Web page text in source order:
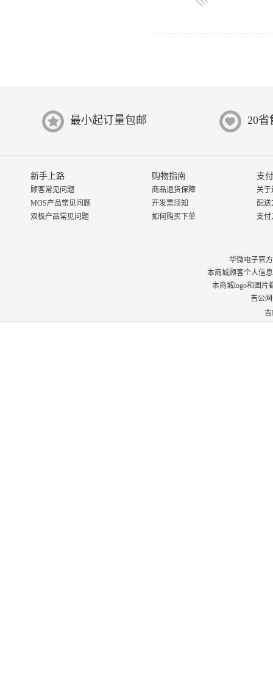
最小起订量包邮 20
新手上路
顾客常见问题
MOS产品常见问题
双极产品常见问题
购物指南
商品退货保障
开发票须知
如何购买下单
支
关于
配送
支付
华微电子官
本商城顾客个人信
本商城logo和图片
吉公网
吉